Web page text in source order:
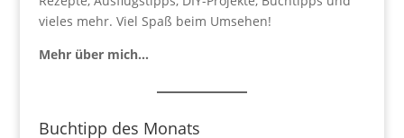
vieles mehr. Viel Spaß beim Umsehen!
Mehr über mich…
Buchtipp des Monats